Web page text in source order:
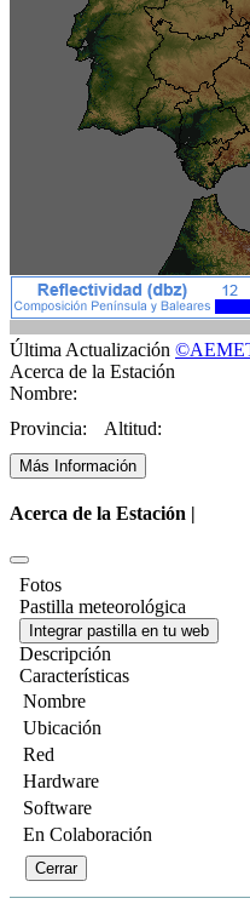
Última Actualización
Acerca de la Estación
Nombre:
Provincia:
Altitud:
Más Información
Acerca de la Estación |
Fotos
Pastilla meteorológica
Integrar pastilla en tu web
Descripción
Características
Nombre
Ubicación
Red
Hardware
Software
En Colaboración
Cerrar